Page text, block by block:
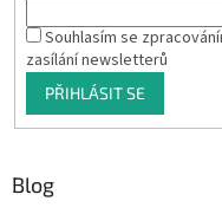
Souhlasím se
zasílání newsletterů
PŘIHLÁSIT SE
Blog